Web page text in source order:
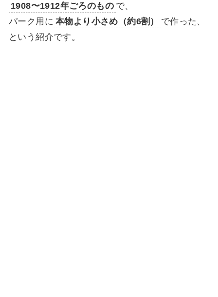
1908〜1912年ごろのもの で、
パーク用に 本物より小さめ（約6割）
で作った、
という紹介です。